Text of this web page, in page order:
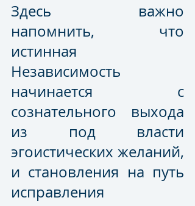
Здесь важно
напомнить, что
истинная
Независимость
начинается с
сознательного выхода
из под власти
эгоистических желаний,
и становления на путь
исправления